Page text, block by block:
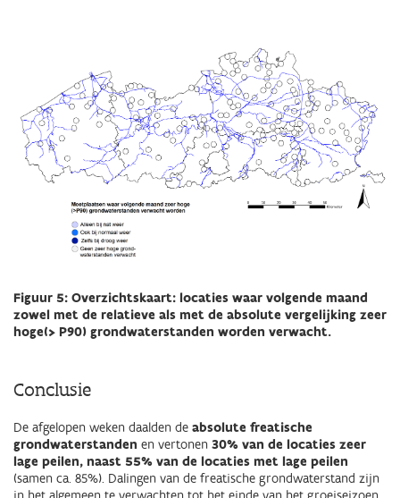
Figuur 5: Overzichtskaart: locaties waar volgende maand
zowel met de relatieve als met de absolute vergelijking zeer
hoge(> P90) grondwaterstanden worden verwacht.
Conclusie
De afgelopen weken daalden de absolute freatische
grondwaterstanden en vertonen 30% van de locaties zeer
lage peilen, naast 55% van de locaties met lage peilen
(samen ca. 85%). Dalingen van de freatische grondwaterstand zijn